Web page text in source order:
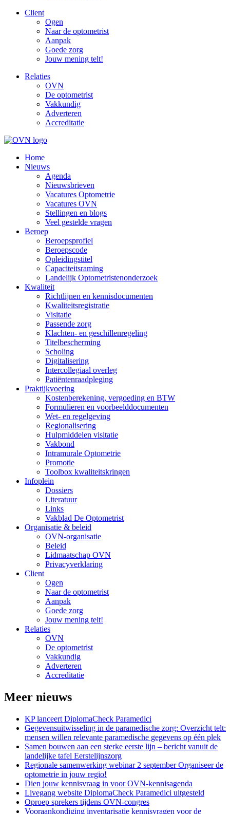
Client
Ogen
Naar de optometrist
Aanpak
Goede zorg
Jouw mening telt!
Relaties
OVN
De optometrist
Vakkundig
Adverteren
Accreditatie
Home
Nieuws
Agenda
Nieuwsbrieven
Vacatures Optometrie
Vacatures OVN
Stellingen en blogs
Veel gestelde vragen
Beroep
Beroepsprofiel
Beroepscode
Opleidingstitel
Capaciteitsraming
Landelijk Optometristenonderzoek
Kwaliteit
Richtlijnen en kennisdocumenten
Kwaliteitsregistratie
Visitatie
Passende zorg
Klachten- en geschillenregeling
Titelbescherming
Scholing
Digitalisering
Intercollegiaal overleg
Patiëntenraadpleging
Praktijkvoering
Kostenberekening, vergoeding en BTW
Formulieren en voorbeelddocumenten
Wet- en regelgeving
Regionalisering
Hulpmiddelen visitatie
Vakbond
Intramurale Optometrie
Promotie
Toolbox kwaliteitskringen
Infoplein
Dossiers
Literatuur
Links
Vakblad De Optometrist
Organisatie & beleid
OVN-organisatie
Beleid
Lidmaatschap OVN
Privacyverklaring
Client
Ogen
Naar de optometrist
Aanpak
Goede zorg
Jouw mening telt!
Relaties
OVN
De optometrist
Vakkundig
Adverteren
Accreditatie
Meer nieuws
KP lanceert DiplomaCheck Paramedici
Gegevensuitwisseling in de paramedische zorg: Overzicht telt:
mensen willen relevante paramedische gegevens op één plek
Samen bouwen aan een sterke eerste lijn – bericht vanuit de
landelijke tafel Eerstelijnszorg
Regionale samenwerking webinar 2 september Organiseer de
optometrie in jouw regio!
Dien jouw kennisvraag in voor OVN-kennisagenda
Livegang website DiplomaCheck Paramedici uitgesteld
Oproep sprekers tijdens OVN-congres
Vooraankondiging inventarisatie kennisvragen voor de